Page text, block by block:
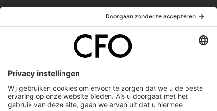
Vacatures
Service & Contact
Werken bij ons
Privacy Statement
Algemene Voorwaarden